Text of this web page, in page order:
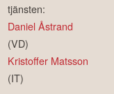
tjänsten:
Daniel Åstrand
(VD)
Kristoffer Matsson
(IT)